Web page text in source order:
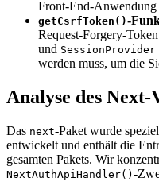
Front-End-Anwendung
getCsrfToken()-
Request-Forgery-
und SessionProvider
werden muss, um die
Analyse des Next-
Das next-Paket wurde
entwickelt und enthält die
gesamten Pakets. Wir
NextAuthApiHandler() -